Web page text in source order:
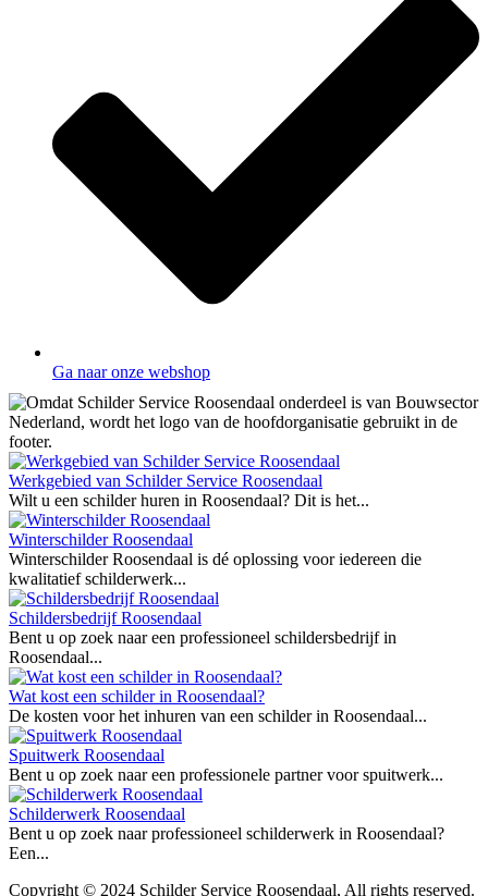
Ga naar onze webshop
Werkgebied van Schilder Service Roosendaal
Wilt u een schilder huren in Roosendaal? Dit is het...
Winterschilder Roosendaal
Winterschilder Roosendaal is dé oplossing voor iedereen die
kwalitatief schilderwerk...
Schildersbedrijf Roosendaal
Bent u op zoek naar een professioneel schildersbedrijf in
Roosendaal...
Wat kost een schilder in Roosendaal?
De kosten voor het inhuren van een schilder in Roosendaal...
Spuitwerk Roosendaal
Bent u op zoek naar een professionele partner voor spuitwerk...
Schilderwerk Roosendaal
Bent u op zoek naar professioneel schilderwerk in Roosendaal?
Een...
Copyright © 2024 Schilder Service Roosendaal, All rights reserved.